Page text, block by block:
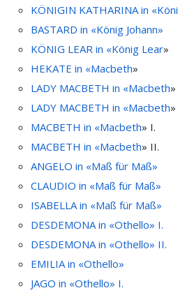
KÖNIGIN KATHARINA in
BASTARD in «König Johann»
KÖNIG LEAR in «König Lear»
HEKATE in «Macbeth»
LADY MACBETH in «Macbeth»
LADY MACBETH in «Macbeth
MACBETH in «Macbeth» I.
MACBETH in «Macbeth» II.
ANGELO in «Maß für Maß»
CLAUDIO in «Maß für Maß»
ISABELLA in «Maß für Maß»
DESDEMONA in «Othello» I.
DESDEMONA in «Othello» II.
EMILIA in «Othello»
JAGO in «Othello» I.